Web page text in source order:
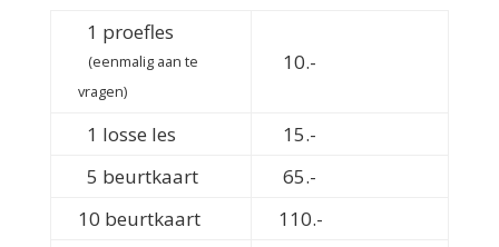
1 proefles
(eenmalig aan te
vragen)
10.-
1 losse les
15.-
5 beurtkaart
65.-
10 beurtkaart
110.-